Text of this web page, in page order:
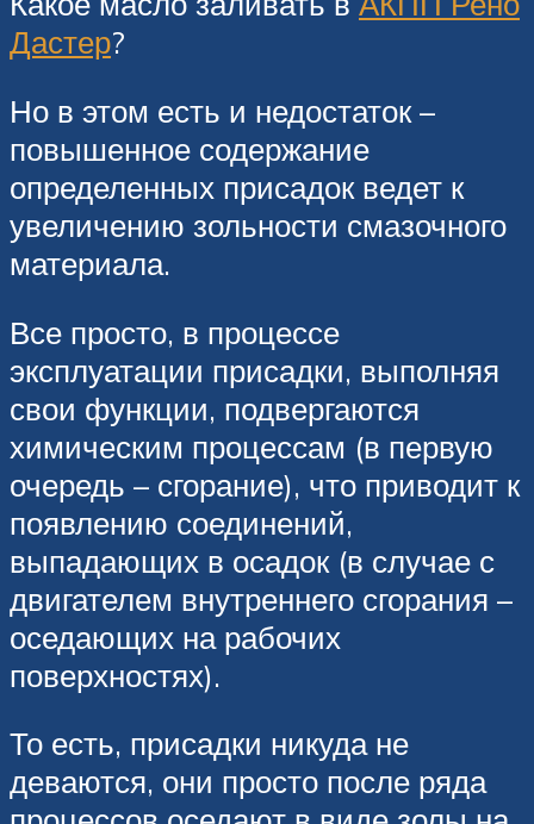
Дастер?
Но в этом есть и недостаток –
повышенное содержание
определенных присадок ведет к
увеличению зольности смазочного
материала.
Все просто, в процессе
эксплуатации присадки, выполняя
свои функции, подвергаются
химическим процессам (в первую
очередь – сгорание), что приводит к
появлению соединений,
выпадающих в осадок (в случае с
двигателем внутреннего сгорания –
оседающих на рабочих
поверхностях).
То есть, присадки никуда не
деваются, они просто после ряда